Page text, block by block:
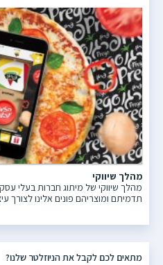
מהלך שיווקי
מהלך שיווקי של מיתוג חברות בעלי
תדמיתם ומוצריהם פונים אלינו לצורך
מתאים לכם לקבל את הניוזלטר שלנו?